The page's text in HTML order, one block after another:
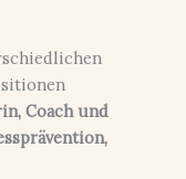
Coach und